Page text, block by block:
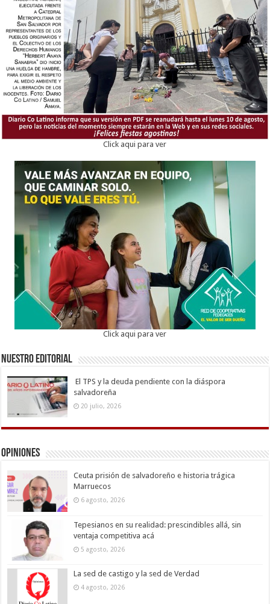
Click aqui para ver
Click aqui para ver
Nuestro Editorial
El TPS y la deuda pendiente con la diáspora
salvadoreña
20 julio, 2026
Opiniones
Ceuta prisión de salvadoreño e historia trágica
Marruecos
6 agosto, 2026
Tepesianos en su realidad: prescindibles allá, sin
ventaja competitiva acá
5 agosto, 2026
La sed de castigo y la sed de Verdad
4 agosto, 2026